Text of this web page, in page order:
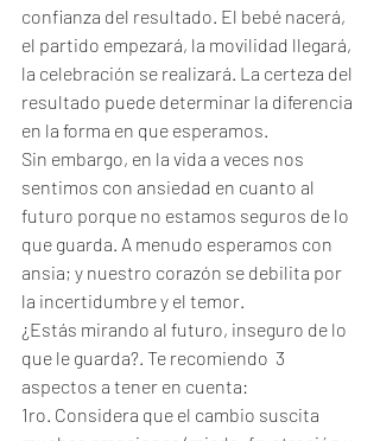
confianza del resultado. El bebé nacerá,
el partido empezará, la movilidad llegará,
la celebración se realizará. La certeza del
resultado puede determinar la diferencia
en la forma en que esperamos.
Sin embargo, en la vida a veces nos
sentimos con ansiedad en cuanto al
futuro porque no estamos seguros de lo
que guarda. A menudo esperamos con
ansia; y nuestro corazón se debilita por
la incertidumbre y el temor.
¿Estás mirando al futuro, inseguro de lo
que le guarda?. Te recomiendo  3
aspectos a tener en cuenta:
1ro. Considera que el cambio suscita